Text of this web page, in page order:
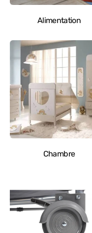
Alimentation
Chambre